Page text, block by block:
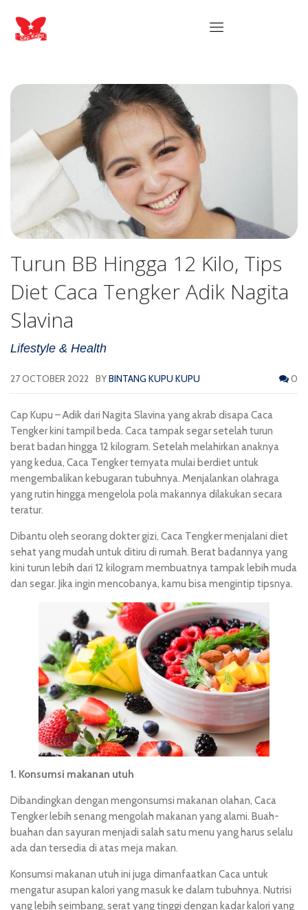
Turun BB Hingga 12 Kilo, Tips
Diet Caca Tengker Adik Nagita
Slavina
Lifestyle & Health
27 OCTOBER 2022 BYBINTANG KUPU KUPU 0
Cap Kupu – Adik dari Nagita Slavina yang akrab disapa Caca
Tengker kini tampil beda. Caca tampak segar setelah turun
berat badan hingga 12 kilogram. Setelah melahirkan anaknya
yang kedua, Caca Tengker ternyata mulai berdiet untuk
mengembalikan kebugaran tubuhnya. Menjalankan olahraga
yang rutin hingga mengelola pola makannya dilakukan secara
teratur.
Dibantu oleh seorang dokter gizi, Caca Tengker menjalani diet
sehat yang mudah untuk ditiru di rumah. Berat badannya yang
kini turun lebih dari 12 kilogram membuatnya tampak lebih muda
dan segar. Jika ingin mencobanya, kamu bisa mengintip tipsnya.
1. Konsumsi makanan utuh
Dibandingkan dengan mengonsumsi makanan olahan, Caca
Tengker lebih senang mengolah makanan yang alami. Buah-
buahan dan sayuran menjadi salah satu menu yang harus selalu
ada dan tersedia di atas meja makan.
Konsumsi makanan utuh ini juga dimanfaatkan Caca untuk
mengatur asupan kalori yang masuk ke dalam tubuhnya. Nutrisi
yang lebih seimbang, serat yang tinggi dengan kadar kalori yang